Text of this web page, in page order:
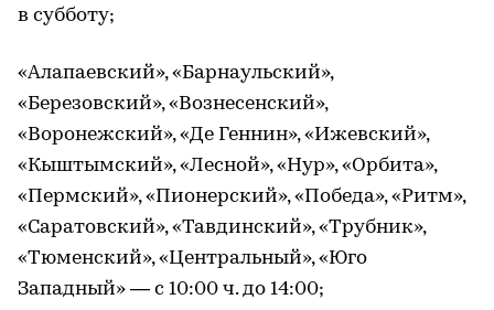
в субботу;
«Алапаевский», «Барнаульский»,
«Березовский», «Вознесенский»,
«Воронежский», «Де Геннин», «Ижевский»,
«Кыштымский», «Лесной», «Нур», «Орбита»,
«Пермский», «Пионерский», «Победа», «Ритм»,
«Саратовский», «Тавдинский», «Трубник»,
«Тюменский», «Центральный», «Юго
Западный» — с 10:00 ч. до 14:00;